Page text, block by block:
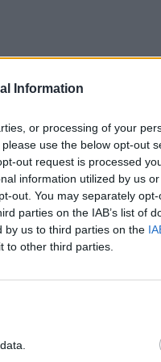
Information
or processing of your
use the below opt-out
out request is processed
information utilized by us
out. You may separately
parties on the IAB’s list of
by us to third parties on the
to other third parties.
και στα χωριά
κοινότητες και
να είναι άνω των
ιδιαίτερες
κοινωνική εικόνα.
ιδιαίτερα εμφανής